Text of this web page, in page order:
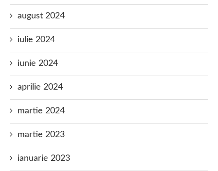
august 2024
iulie 2024
iunie 2024
aprilie 2024
martie 2024
martie 2023
ianuarie 2023